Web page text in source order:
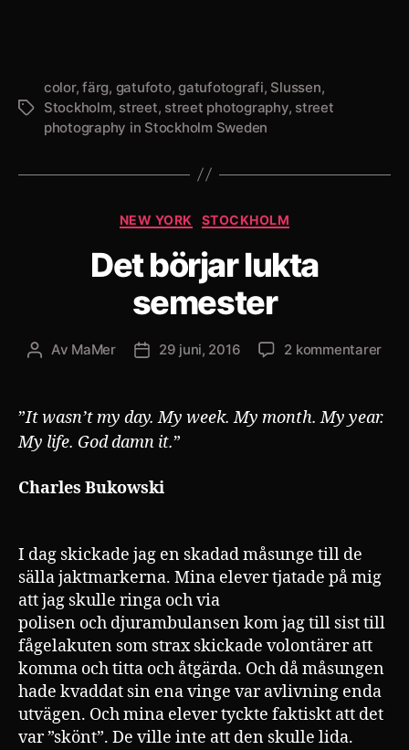
Etiketter
color,färg, gatufoto,gatufotografi, Slussen,
Stockholm, street, street photography, street
photography in Stockholm Sweden
Kategorier
NEW YORK STOCKHOLM
Det börjar lukta
semester
Inläggsförfattare
Av MaMer Inläggsdatum
29 juni, 2016 2 kommentarertill
”It wasn’t my day. My week. My month. My year.
My life. God damn it.”
Charles Bukowski
I dag skickade jag en skadad måsunge till de
sälla jaktmarkerna. Mina elever tjatade på mig
att jag skulle ringa och via
polisen och djurambulansen kom jag till sist till
fågelakuten som strax skickade volontärer att
komma och titta och åtgärda. Och då måsungen
hade kvaddat sin ena vinge var avlivning enda
utvägen. Och mina elever tyckte faktiskt att det
var ”skönt”. De ville inte att den skulle lida.